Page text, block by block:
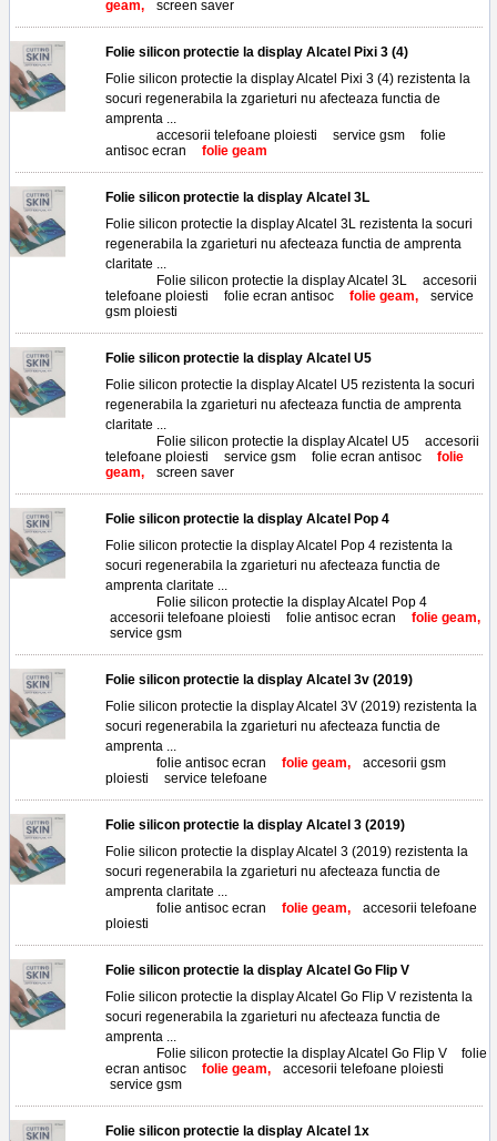
geam,
screen saver
Folie silicon protectie la display Alcatel Pixi 3 (4)
Folie silicon protectie la display Alcatel Pixi 3 (4) rezistenta la
socuri regenerabila la zgarieturi nu afecteaza functia de
amprenta ...
accesorii telefoane ploiesti service gsm
folie
antisoc ecran
folie geam
Folie silicon protectie la display Alcatel 3L
Folie silicon protectie la display Alcatel 3L rezistenta la socuri
regenerabila la zgarieturi nu afecteaza functia de amprenta
claritate ...
Folie silicon protectie la display Alcatel 3L
accesorii
telefoane ploiesti
folie ecran antisoc folie geam,
service
gsm ploiesti
Folie silicon protectie la display Alcatel U5
Folie silicon protectie la display Alcatel U5 rezistenta la socuri
regenerabila la zgarieturi nu afecteaza functia de amprenta
claritate ...
Folie silicon protectie la display Alcatel U5
accesorii
telefoane ploiesti
service gsm folie ecran antisoc
folie
geam,
screen saver
Folie silicon protectie la display Alcatel Pop 4
Folie silicon protectie la display Alcatel Pop 4 rezistenta la
socuri regenerabila la zgarieturi nu afecteaza functia de
amprenta claritate ...
Folie silicon protectie la display Alcatel Pop 4
accesorii telefoane ploiesti
folie antisoc ecran
folie geam,
service gsm
Folie silicon protectie la display Alcatel 3v (2019)
Folie silicon protectie la display Alcatel 3V (2019) rezistenta la
socuri regenerabila la zgarieturi nu afecteaza functia de
amprenta ...
folie antisoc ecran folie geam,
accesorii gsm
ploiesti
service telefoane
Folie silicon protectie la display Alcatel 3 (2019)
Folie silicon protectie la display Alcatel 3 (2019) rezistenta la
socuri regenerabila la zgarieturi nu afecteaza functia de
amprenta claritate ...
folie antisoc ecran folie geam,
accesorii telefoane
ploiesti
Folie silicon protectie la display Alcatel Go Flip V
Folie silicon protectie la display Alcatel Go Flip V rezistenta la
socuri regenerabila la zgarieturi nu afecteaza functia de
amprenta ...
Folie silicon protectie la display Alcatel Go Flip V,
folie
ecran antisoc
folie geam, accesorii telefoane ploiesti
service gsm
Folie silicon protectie la display Alcatel 1x